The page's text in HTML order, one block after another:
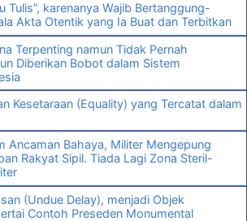
Tulis”, karenanya Wajib Bertanggung-
Akta Otentik yang Ia Buat dan Terbitkan
Terpenting namun Tidak Pernah
Diberikan Bobot dalam Sistem
Kesetaraan (Equality) yang Tercatat dalam
Ancaman Bahaya, Militer Mengepung
Rakyat Sipil. Tiada Lagi Zona Steril-
(Undue Delay), menjadi Objek
Contoh Preseden Monumental